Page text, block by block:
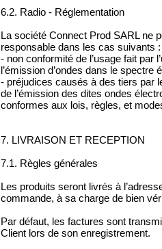
6.2. Radio - Réglementation
La société Connect Prod SARL ne
responsable dans les cas suivants :
- non conformité de l’usage fait par
l’émission d’ondes dans le spectre
- préjudices causés à des tiers par
de l’émission des dites ondes
conformes aux lois, règles, et
7. LIVRAISON ET RECEPTION
7.1. Règles générales
Les produits seront livrés à
commande, à sa charge de bien
Par défaut, les factures sont
Client lors de son enregistrement.